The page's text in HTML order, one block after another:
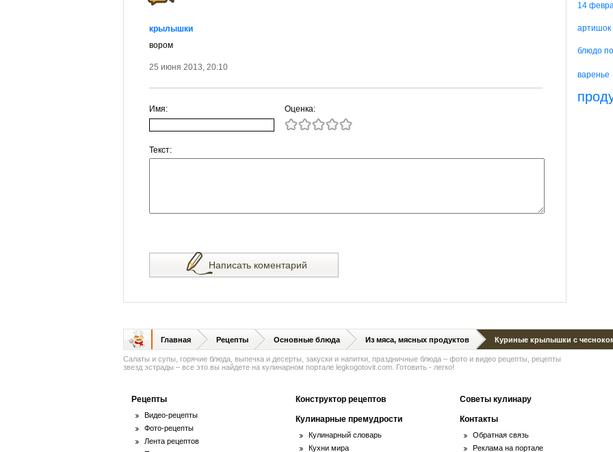
крылышки
вором
25 июня 2013, 20:10
Имя: Оценка:
Текст:
Написать коментарий
14
артишок
блюдо
варенье
Главная Рецепты Основные блюда Из мяса, мясных продуктов Куриные крылышки с
Салаты и супы, горячие блюда, выпечка и десерты, закуски и напитки, праздничные блюда – фото и видео рецепты, рецепты
звезд эстрады – все это вы найдете на кулинарном портале legkogotovit.com. Готовить - легко!
Рецепты
Видео-рецепты
Фото-рецепты
Лента рецептов
Конструктор рецептов
Кулинарные премудрости
Кулинарный словарь
Кухни мира
Советы кулинару
Контакты
Обратная связь
Реклама на портале